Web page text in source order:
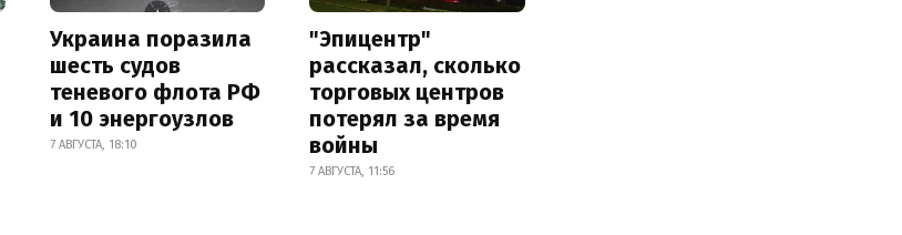
Украина поразила
шесть судов
теневого флота РФ
и 10 энергоузлов
7 АВГУСТА, 18:10
"Эпицентр"
рассказал, сколько
торговых центров
потерял за время
войны
7 АВГУСТА, 11:56